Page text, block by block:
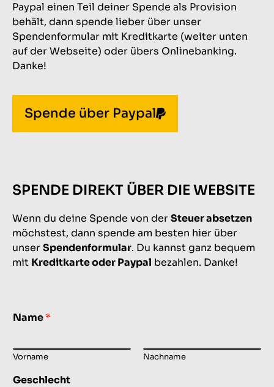
Paypal einen Teil deiner Spende als Provision
behält, dann spende lieber über unser
Spendenformular mit Kreditkarte (weiter unten
auf der Webseite) oder übers Onlinebanking.
Danke!
Spende über Paypal
SPENDE DIREKT ÜBER DIE WEBSITE
Wenn du deine Spende von derSteuer absetzen
möchstest, dann spende am besten hier über
unserSpendenformular. Du kannst ganz bequem
mit Kreditkarte oder Paypal bezahlen. Danke!
Name*
Vorname Nachname
Geschlecht